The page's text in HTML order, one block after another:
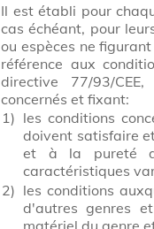
Il est établi pour
cas échéant, pour
ou espèces ne
référence aux
directive 77/93/
concernés et fixant:
1) les conditions
doivent satisfaire
et à la pureté
caractéristiques
2) les conditions
d'autres genres
matériel du genre